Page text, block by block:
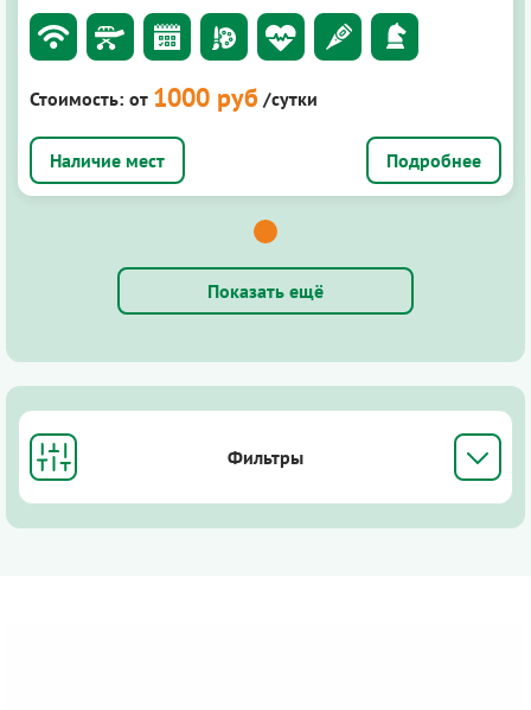
Стоимость: от 1000 руб /сутки
Подробнее
Показать ещё
Фильтры